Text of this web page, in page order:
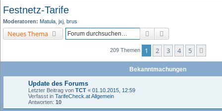
Festnetz-Tarife
Moderatoren: Matula jxj brus
Neues Thema Suche
209 Themen 1 2 3 4 5
Bekanntmachungen
Update des Forums
Letzter Beitrag von TCT « 01.10.2015, 12:59
Verfasst in TarifeCheck.at Allgemein
Antworten: 10